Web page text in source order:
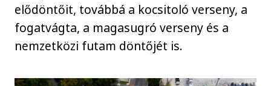
elődöntőit, továbbá a kocsitoló verseny, a
fogatvágta, a magasugró verseny és a
nemzetközi futam döntőjét is.